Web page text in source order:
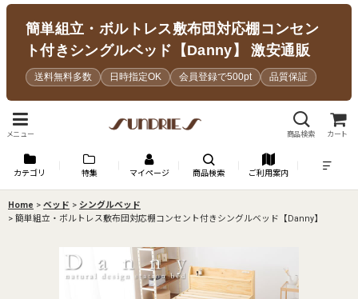
簡単組立・ボルトレス敷布団対応棚コンセン
ト付きシングルベッド【Danny】 激安通販
送料無料多数 日時指定OK 会員登録で500pt 品質保証
メニュー 商品検索 カート
カテゴリ 特集 マイページ 商品検索 ご利用案内
Home > ベッド > シングルベッド
> 簡単組立・ボルトレス敷布団対応棚コンセント付きシングルベッド【Danny】